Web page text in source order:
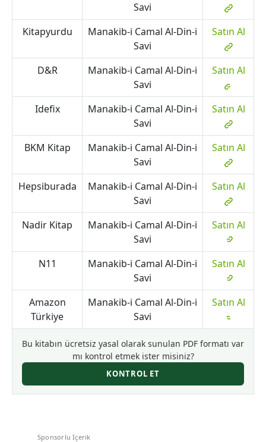
Savi
Kitapyurdu
Manakib-i Camal Al-Din-i
Savi
Satın Al
D&R
Manakib-i Camal Al-Din-i
Savi
Satın Al
Idefix
Manakib-i Camal Al-Din-i
Savi
Satın Al
BKM Kitap
Manakib-i Camal Al-Din-i
Savi
Satın Al
Hepsiburada
Manakib-i Camal Al-Din-i
Savi
Satın Al
Nadir Kitap
Manakib-i Camal Al-Din-i
Savi
Satın Al
N11
Manakib-i Camal Al-Din-i
Savi
Satın Al
Amazon
Türkiye
Manakib-i Camal Al-Din-i
Savi
Satın Al
Bu kitabın ücretsiz yasal olarak sunulan PDF formatı var
mı kontrol etmek ister misiniz?
KONTROL ET
Sponsorlu İçerik